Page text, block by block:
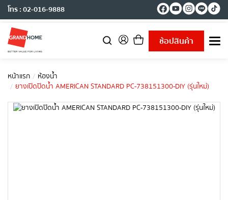
โทร : 02-016-9888
ช้อปสินค้า
T
n
a
หน้าแรก
ห้องน้ำ
ยางเปิดปิดน้ำ AMERICAN STANDARD PC-738151300-DIY (รุ่นใหม่)